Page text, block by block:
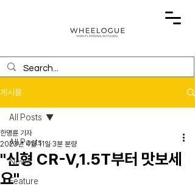
게시물
All Posts
News
Feature
All Posts
"신형 CR-V,1.5T부터 맛보세
요"
한명륜 기자
2023년 4월 11일 3분 분량